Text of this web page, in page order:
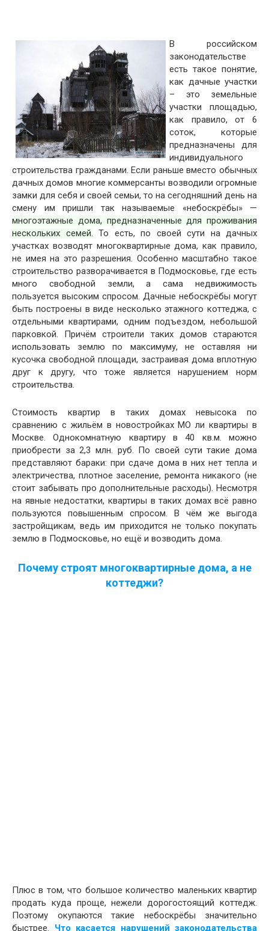
В российском
законодательстве
есть такое понятие,
как дачные участки
– это земельные
участки площадью,
как правило, от 6
соток, которые
предназначены для
индивидуального
строительства гражданами. Если раньше вместо обычных
дачных домов многие коммерсанты возводили огромные
замки для себя и своей семьи, то на сегодняшний день на
смену им пришли так называемые «небоскрёбы» —
многоэтажные дома, предназначенные для проживания
нескольких семей. То есть, по своей сути на дачных
участках возводят многоквартирные дома, как правило,
не имея на это разрешения. Особенно масштабно такое
строительство разворачивается в Подмосковье, где есть
много свободной земли, а сама недвижимость
пользуется высоким спросом. Дачные небоскрёбы могут
быть построены в виде несколько этажного коттеджа, с
отдельными квартирами, одним подъездом, небольшой
парковкой. Причём строители таких домов стараются
использовать землю по максимуму, не оставляя ни
кусочка свободной площади, застраивая дома вплотную
друг к другу, что тоже является нарушением норм
строительства.
Стоимость квартир в таких домах невысока по
сравнению с жильём в новостройках МО ли квартиры в
Москве. Однокомнатную квартиру в 40 кв.м. можно
приобрести за 2,3 млн. руб. По своей сути такие дома
представляют бараки: при сдаче дома в них нет тепла и
электричества, плотное заселение, ремонта никакого (не
стоит забывать про дополнительные расходы). Несмотря
на явные недостатки, квартиры в таких домах всё равно
пользуются повышенным спросом. В чём же выгода
застройщикам, ведь им приходится не только покупать
землю в Подмосковье, но ещё и возводить дома.
Почему строят многоквартирные дома, а не
коттеджи?
Плюс в том, что большое количество маленьких квартир
продать куда проще, нежели дорогостоящий коттедж.
Поэтому окупаются такие небоскрёбы значительно
быстрее. Что касается нарушений законодательства